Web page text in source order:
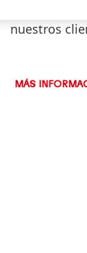
y
nuestros
MÁS